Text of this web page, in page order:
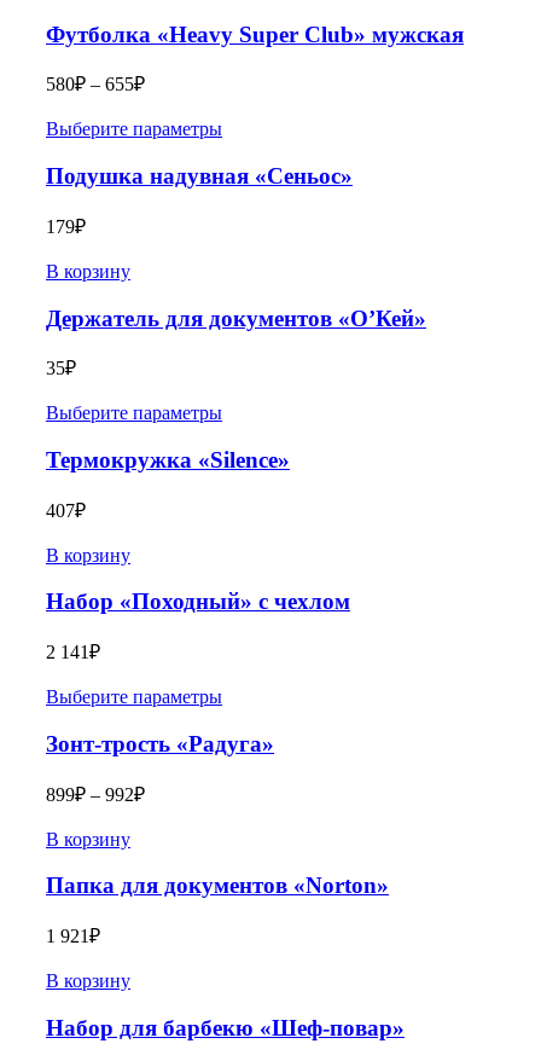
Футболка «Heavy Super Club» мужская
580₽ – 655₽
Выберите параметры
Подушка надувная «Сеньос»
179₽
В корзину
Держатель для документов «О’Кей»
35₽
Выберите параметры
Термокружка «Silence»
407₽
В корзину
Набор «Походный» с чехлом
2 141₽
Выберите параметры
Зонт-трость «Радуга»
899₽ – 992₽
В корзину
Папка для документов «Norton»
1 921₽
В корзину
Набор для барбекю «Шеф-повар»